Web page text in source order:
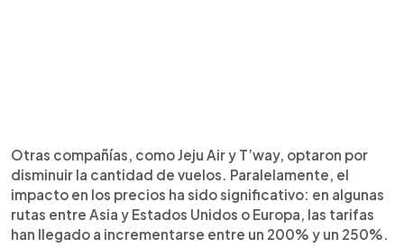
Otras compañías, como Jeju Air y T’way, optaron por
disminuir la cantidad de vuelos. Paralelamente, el
impacto en los precios ha sido significativo: en algunas
rutas entre Asia y Estados Unidos o Europa, las tarifas
han llegado a incrementarse entre un 200% y un 250%.